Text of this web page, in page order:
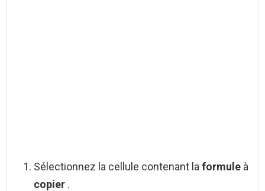
Sélectionnez la cellule contenant la formule à
copier .